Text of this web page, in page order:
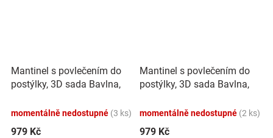
Mantinel s povlečením do
postýlky, 3D sada Bavlna,
bílá
momentálně nedostupné (3 ks)
979 Kč
Mantinel s povlečením do
postýlky, 3D sada Bavlna,
momentálně nedostupné (2 ks)
979 Kč